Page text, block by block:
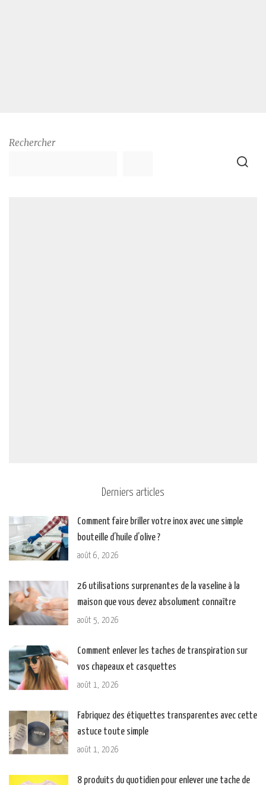
Rechercher
Derniers articles
Comment faire briller votre inox avec une simple
bouteille d’huile d’olive ?
août 6, 2026
26 utilisations surprenantes de la vaseline à la
maison que vous devez absolument connaître
août 5, 2026
Comment enlever les taches de transpiration sur
vos chapeaux et casquettes
août 1, 2026
Fabriquez des étiquettes transparentes avec cette
astuce toute simple
août 1, 2026
8 produits du quotidien pour enlever une tache de